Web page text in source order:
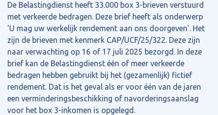
De Belastingdienst heeft 33.000 box 3-brieven verstuurd
met verkeerde bedragen. Deze brief heeft als onderwerp
'U mag uw werkelijk rendement aan ons doorgeven'. Het
zijn de brieven met kenmerk CAP/UCF/25/322. Deze zijn
naar verwachting op 16 of 17 juli 2025 bezorgd. In deze
brief kan de Belastingdienst één of meer verkeerde
bedragen hebben gebruikt bij het (gezamenlijk) fictief
rendement. Dat is het geval als er voor één van de jaren
een verminderingsbeschikking of navorderingsaanslag
voor het box 3-inkomen is opgelegd.